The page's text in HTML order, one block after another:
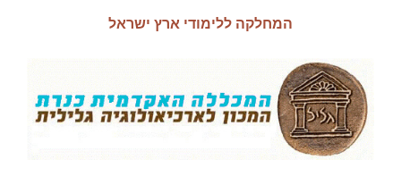
המחלקה ללימודי ארץ ישראל